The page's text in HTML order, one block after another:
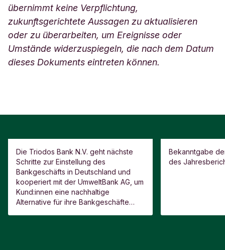
übernimmt keine Verpflichtung,
zukunftsgerichtete Aussagen zu aktualisieren
oder zu überarbeiten, um Ereignisse oder
Umstände widerzuspiegeln, die nach dem Datum
dieses Dokuments eintreten können.
Triodos Bank N.V.
Deutschland unterstützt
Kund:innen beim Wechsel
zur UmweltBank AG
Pressemitteilung
Die Triodos Bank N.V. geht nächste
Schritte zur Einstellung des
Bankgeschäfts in Deutschland und
kooperiert mit der UmweltBank AG, um
Kund:innen eine nachhaltige
Alternative für ihre Bankgeschäfte
Bekanntgabe
des